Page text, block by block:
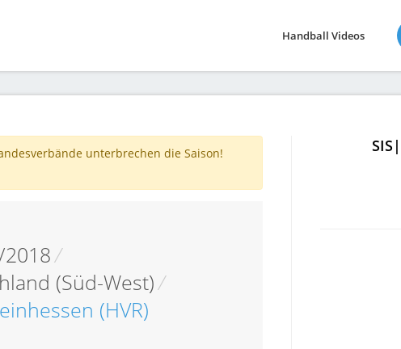
Handball Videos
unterbrechen die Saison!
/
(Süd-West)/
(HVR)